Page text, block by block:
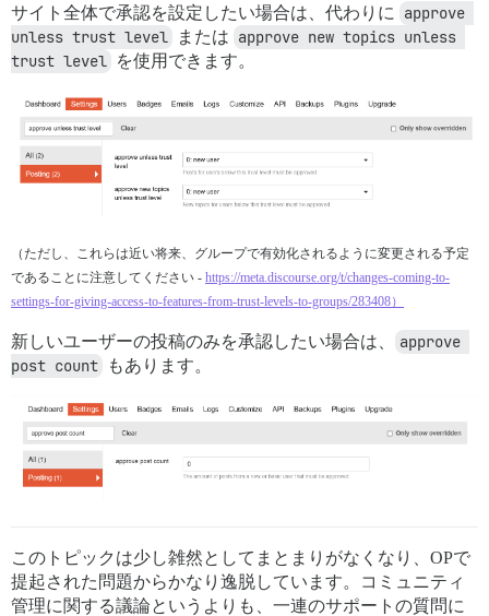
サイト全体で承認を設定したい場合は、代わりに
approve
unless trust level
または approve new topics unless
trust level を使用できます。
（ただし、これらは近い将来、グループで有効化されるように変更される予定
であることに注意してください - https://meta.discourse.org/t/changes-coming-to-
settings-for-giving-access-to-features-from-trust-levels-to-groups/283408）
新しいユーザーの投稿のみを承認したい場合は、
approve
post count
もあります。
このトピックは少し雑然としてまとまりがなくなり、OPで
提起された問題からかなり逸脱しています。コミュニティ
管理に関する議論というよりも、一連のサポートの質問に